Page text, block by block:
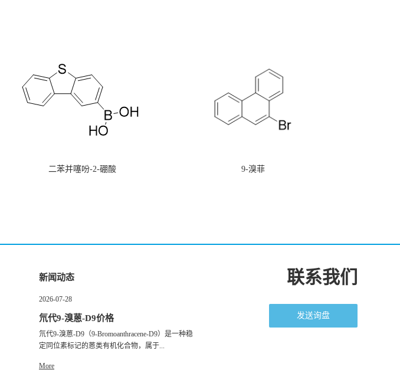
二苯并噻吩-2-硼酸 9-溴菲
新闻动态
2026-07-28
氘代9-溴蒽-D9价格
氘代9-溴蒽-D9（9-Bromoanthracene-D9）是一种稳
定同位素标记的蒽类有机化合物，属于...
More
联系我们
发送询盘